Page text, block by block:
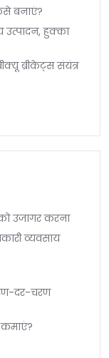
बनाएं?
हुक्का
ब्रीकेट्स संयंत्र
उजागर करना
व्यवसाय
दर-चरण